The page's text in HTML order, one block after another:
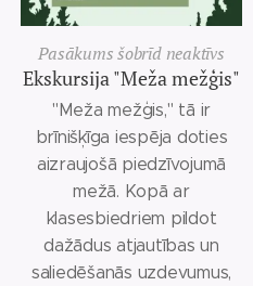
Pasākums šobrīd neaktīvs
Ekskursija "Meža mežģis"
"Meža mežģis," tā ir
brīnišķīga iespēja doties
aizraujošā piedzīvojumā
mežā. Kopā ar
klasesbiedriem pildot
dažādus atjautības un
saliedēšanās uzdevumus,